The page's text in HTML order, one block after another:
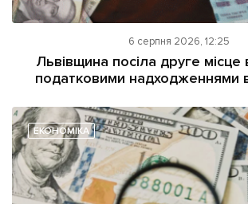
6 серпня 2026, 12:25
Львівщина посіла друге місце
податковими надходженнями
ЕКОНОМІКА